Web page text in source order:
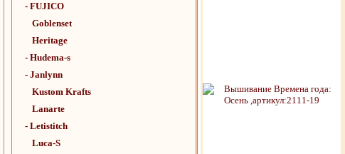
- FUJICO
Goblenset
Heritage
- Hudema-s
- Janlynn
Kustom Krafts
Lanarte
- Letistitch
Luca-S